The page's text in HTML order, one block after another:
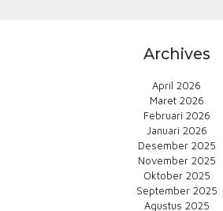
Archives
April 2026
Maret 2026
Februari 2026
Januari 2026
Desember 2025
November 2025
Oktober 2025
September 2025
Agustus 2025